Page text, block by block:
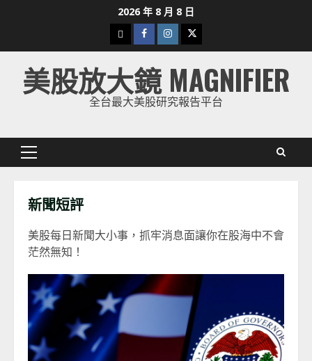
2026 年 8 月 8 日
下
載
美
股
Facebook
Instagram
Twitter
美股放大鏡 MAGNIFIER
全台最大美股研究報告平台
Primary
新聞短評
美股每日新聞大小事，抓牢消息面讓你在股海中不會
茫然無知！